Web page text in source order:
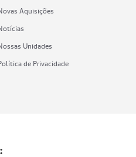
Aquisições
Unidades
de Privacidade